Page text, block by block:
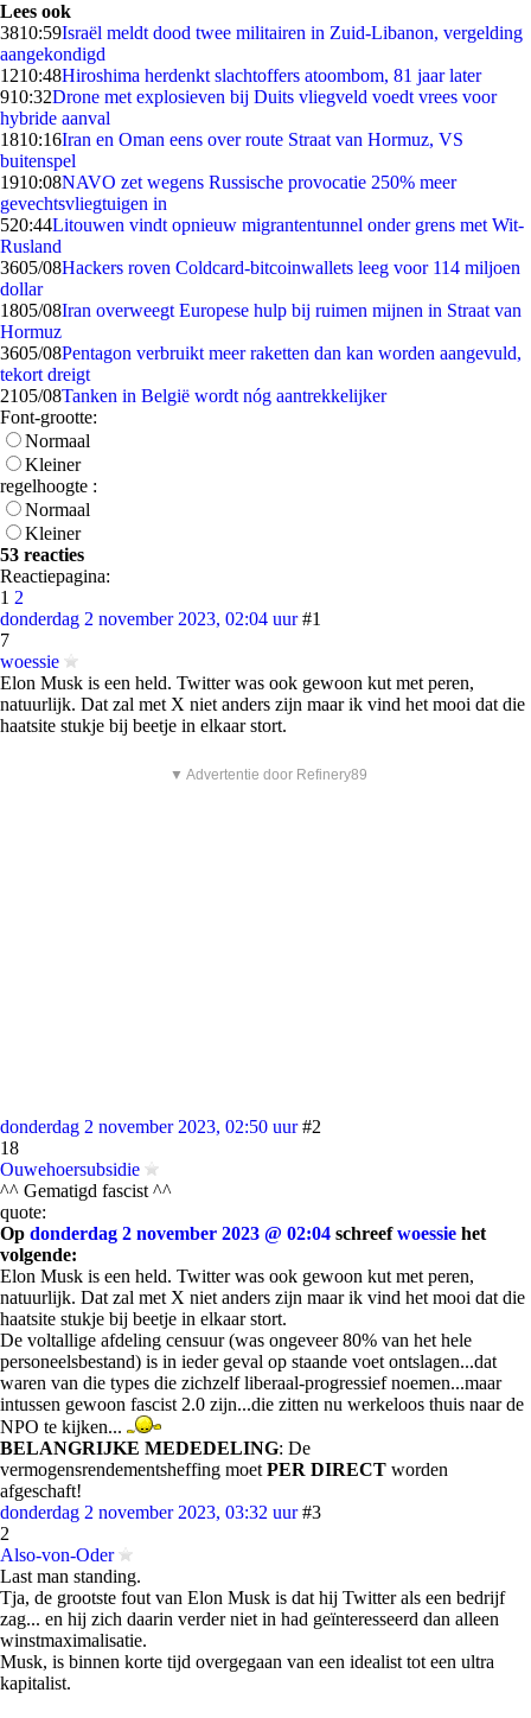
Lees ook
3810:59Israël meldt dood twee militairen in Zuid-Libanon, vergelding
aangekondigd
1210:48Hiroshima herdenkt slachtoffers atoombom, 81 jaar later
910:32Drone met explosieven bij Duits vliegveld voedt vrees voor
hybride aanval
1810:16Iran en Oman eens over route Straat van Hormuz, VS
buitenspel
1910:08NAVO zet wegens Russische provocatie 250% meer
gevechtsvliegtuigen in
520:44Litouwen vindt opnieuw migrantentunnel onder grens met Wit-
Rusland
3605/08Hackers roven Coldcard-bitcoinwallets leeg voor 114 miljoen
dollar
1805/08Iran overweegt Europese hulp bij ruimen mijnen in Straat van
Hormuz
3605/08Pentagon verbruikt meer raketten dan kan worden aangevuld,
tekort dreigt
2105/08Tanken in België wordt nóg aantrekkelijker
Font-grootte:
Normaal
Kleiner
regelhoogte :
Normaal
Kleiner
53 reacties
Reactiepagina:
1 2
donderdag 2 november 2023, 02:04 uur #1
7
woessie
Elon Musk is een held. Twitter was ook gewoon kut met peren,
natuurlijk. Dat zal met X niet anders zijn maar ik vind het mooi dat die
haatsite stukje bij beetje in elkaar stort.
▼ Advertentie door Refinery89
donderdag 2 november 2023, 02:50 uur #2
18
Ouwehoersubsidie
^^ Gematigd fascist ^^
quote:
Op donderdag 2 november 2023 @ 02:04 schreefwoessie het
volgende:
Elon Musk is een held. Twitter was ook gewoon kut met peren,
natuurlijk. Dat zal met X niet anders zijn maar ik vind het mooi dat die
haatsite stukje bij beetje in elkaar stort.
De voltallige afdeling censuur (was ongeveer 80% van het hele
personeelsbestand) is in ieder geval op staande voet ontslagen...dat
waren van die types die zichzelf liberaal-progressief noemen...maar
intussen gewoon fascist 2.0 zijn...die zitten nu werkeloos thuis naar de
NPO te kijken...
BELANGRIJKE MEDEDELING: De
vermogensrendementsheffing moet PER DIRECT worden
afgeschaft!
donderdag 2 november 2023, 03:32 uur #3
2
Also-von-Oder
Last man standing.
Tja, de grootste fout van Elon Musk is dat hij Twitter als een bedrijf
zag... en hij zich daarin verder niet in had geïnteresseerd dan alleen
winstmaximalisatie.
Musk, is binnen korte tijd overgegaan van een idealist tot een ultra
kapitalist.